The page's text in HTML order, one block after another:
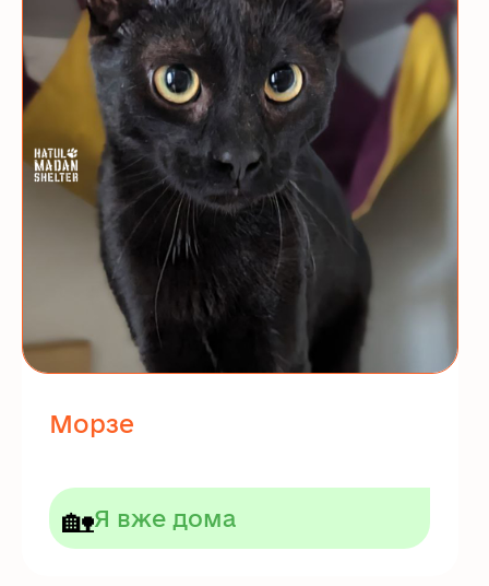
Морзе
🏡Я вже дома